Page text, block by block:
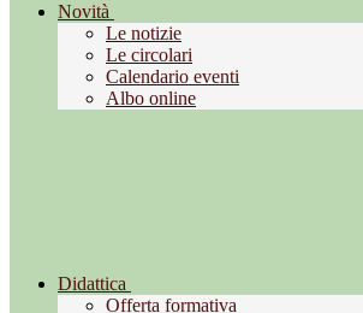
Novità
Le notizie
Le circolari
Calendario eventi
Albo online
Didattica
Offerta formativa